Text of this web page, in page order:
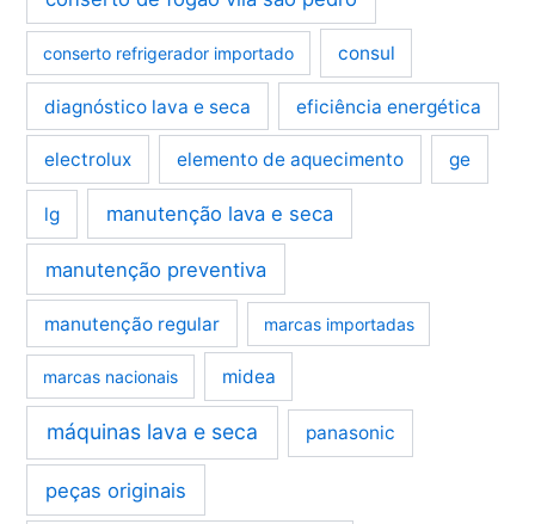
conserto refrigerador importado consul
diagnóstico lava e seca eficiência energética
electrolux elemento de aquecimento ge
lg manutenção lava e seca
manutenção preventiva
manutenção regular marcas importadas
marcas nacionais midea
máquinas lava e seca panasonic
peças originais